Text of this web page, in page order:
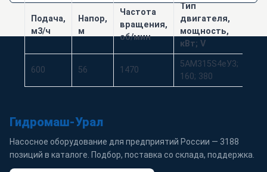
Подача,
м3/ч
Напор,
м
Частота
вращения,
об/мин
Тип
двигателя,
мощность,
кВт; V
600 56 1470
5АМ315S4eУ3;
160; 380
Гидромаш-Урал
Насосное оборудование для предприятий России — 3188
позиций в каталоге. Подбор, поставка со склада, поддержка.